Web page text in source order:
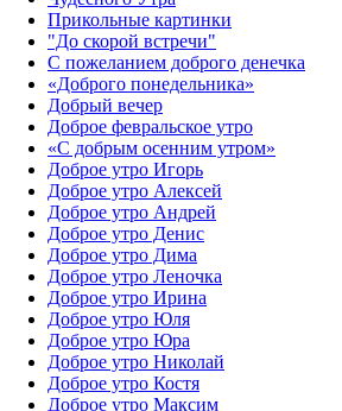
Прикольные картинки
"До скорой встречи"
С пожеланием доброго денечка
«Доброго понедельника»‎
Добрый вечер
Доброе февральское утро
«С добрым осенним утром»‎
Доброе утро Игорь
Доброе утро Алексей
Доброе утро Андрей
Доброе утро Денис
Доброе утро Дима
Доброе утро Леночка
Доброе утро Ирина
Доброе утро Юля
Доброе утро Юра
Доброе утро Николай
Доброе утро Костя
Доброе утро Максим